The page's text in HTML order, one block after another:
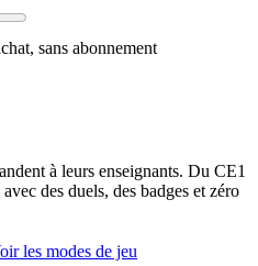
sans abonnement
à leurs enseignants. Du CE1
des duels, des badges et zéro
les modes de jeu